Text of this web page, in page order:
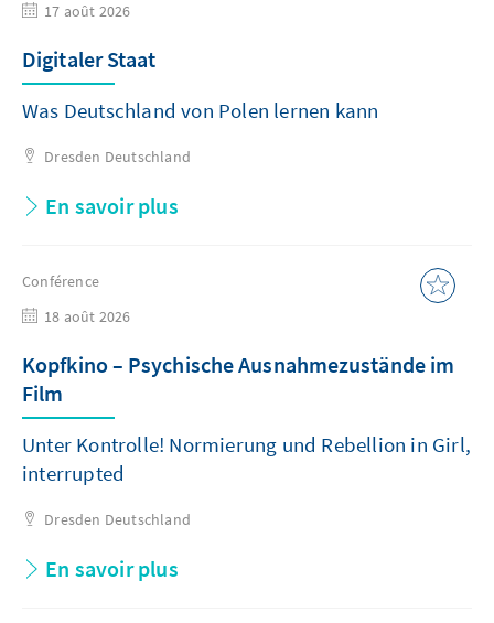
17 août 2026
Digitaler Staat
Was Deutschland von Polen lernen kann
Dresden Deutschland
En savoir plus
Conférence
18 août 2026
Kopfkino – Psychische Ausnahmezustände im
Film
Unter Kontrolle! Normierung und Rebellion in Girl,
interrupted
Dresden Deutschland
En savoir plus